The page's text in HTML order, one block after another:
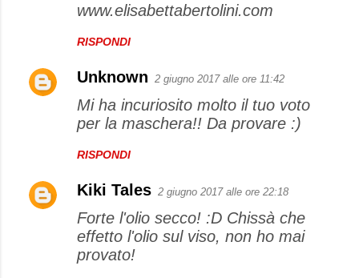
www.elisabettabertolini.com
RISPONDI
Unknown 2 giugno 2017 alle ore 11:42
Mi ha incuriosito molto il tuo voto
per la maschera!! Da provare :)
RISPONDI
Kiki Tales 2 giugno 2017 alle ore 22:18
Forte l'olio secco! :D Chissà che
effetto l'olio sul viso, non ho mai
provato!